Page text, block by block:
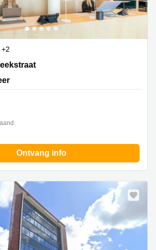
+2
354, Haarlemmermeer
Ontvang info